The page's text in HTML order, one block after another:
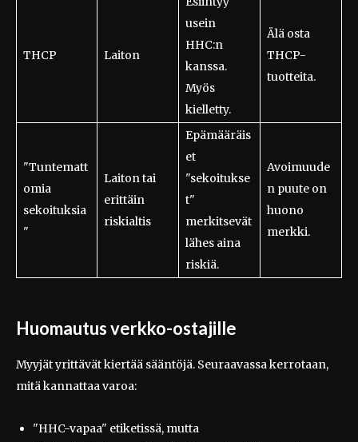
THCP Laiton
usein
HHC:n
kanssa.
Myös
kielletty.
Älä osta
THCP-
tuotteita.
"Tuntematt
omia
sekoituksia
"
Laiton tai
erittäin
riskialtis
Epämääräis
et
"sekoitukse
t"
merkitsevät
lähes aina
riskiä.
Avoimuude
n puute on
huono
merkki.
Huomautus verkko-ostajille
Myyjät yrittävät kiertää sääntöjä. Seuraavassa kerrotaan,
mitä kannattaa varoa:
"HHC-vapaa" etiketissä, mutta